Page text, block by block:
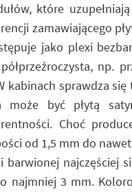
które
zamawiającego
jako plexi
np.
kabinach sprawdza się
może być płytą
Choć
od 1,5 mm do
najczęściej
najmniej 3 mm.